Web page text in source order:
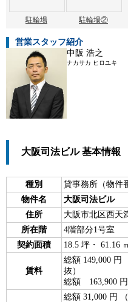
駐輪場 駐輪場②
営業スタッフ紹介
中阪 浩之
ナカサカ ヒロユキ
大阪司法ビル 基本情報
種別
貸事務所（物件
物件名
大阪司法ビル
住所
大阪市北区西天
所在階
4階部分1号
契約面積
18.5 坪・ 61.16
賃料
総額 149,000 円
抜）
総額 163,900
総額 31,000 円